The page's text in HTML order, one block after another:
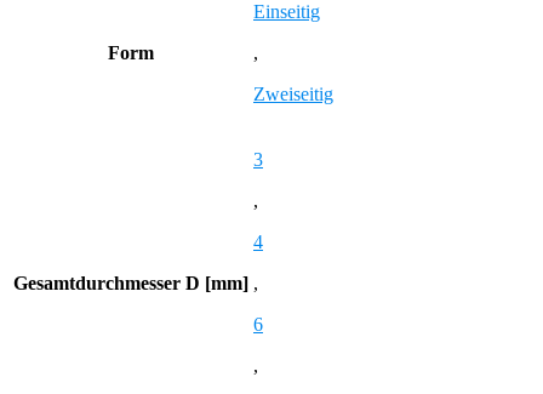
Form
Einseitig
,
Zweiseitig
Gesamtdurchmesser D [mm]
3
,
4
,
6
,